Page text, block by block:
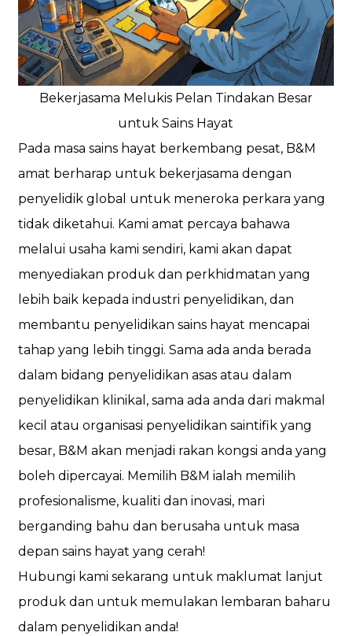
Bekerjasama Melukis Pelan Tindakan Besar
untuk Sains Hayat
Pada masa sains hayat berkembang pesat, B&M
amat berharap untuk bekerjasama dengan
penyelidik global untuk meneroka perkara yang
tidak diketahui. Kami amat percaya bahawa
melalui usaha kami sendiri, kami akan dapat
menyediakan produk dan perkhidmatan yang
lebih baik kepada industri penyelidikan, dan
membantu penyelidikan sains hayat mencapai
tahap yang lebih tinggi. Sama ada anda berada
dalam bidang penyelidikan asas atau dalam
penyelidikan klinikal, sama ada anda dari makmal
kecil atau organisasi penyelidikan saintifik yang
besar, B&M akan menjadi rakan kongsi anda yang
boleh dipercayai. Memilih B&M ialah memilih
profesionalisme, kualiti dan inovasi, mari
berganding bahu dan berusaha untuk masa
depan sains hayat yang cerah!
Hubungi kami sekarang untuk maklumat lanjut
produk dan untuk memulakan lembaran baharu
dalam penyelidikan anda!